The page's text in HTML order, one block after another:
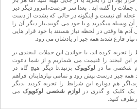
فارغ شدند همه چیز از یادشان می رود.
تجربه کرده اند، با خواندن این جملات لبخندی بر
لبخند را غنیمت می شماریم و از شما دعوت
شخصی ما در لوکوپوکبزنید،تا دیگر هیچ گاه در
لحظات حساس که دوست دارید همه چیز درست پیش رود و تمامی نیازهایتان فراهم
باشد،دچار چنین مشکلاتی نشوید،اگر هم دوباره این شرایط را تجربه کردید ،دیگر
یک کلیک و گذری در لوازم شخصی لوکوپوکمی
کنید.